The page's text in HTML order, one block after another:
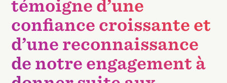
témoigne d’une
confiance croissante et
d’une reconnaissance
de notre engagement à